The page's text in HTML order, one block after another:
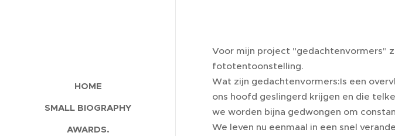
HOME
SMALL BIOGRAPHY
AWARDS.
Voor mijn project "gedachtenvormers"
fototentoonstelling.
Wat zijn gedachtenvormers:Is een
ons hoofd geslingerd krijgen en die
we worden bijna gedwongen om
We leven nu eenmaal in een snel